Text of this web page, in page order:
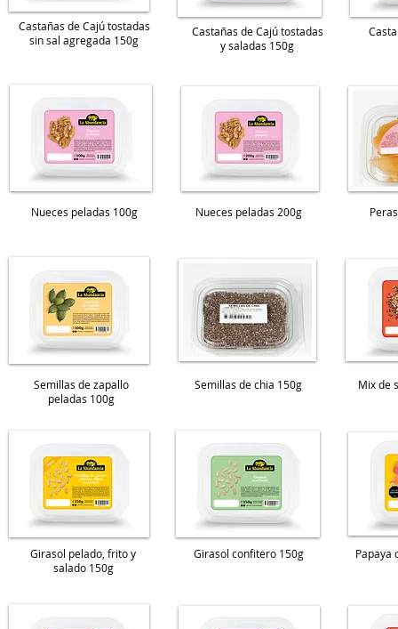
Castañas de Cajú tostadas
sin sal agregada 150g
Castañas de Cajú tostadas
y saladas 150g
Nueces peladas 100g Nueces peladas 200g
Semillas de zapallo
peladas 100g
Semillas de chia 150g Mix de
Girasol pelado, frito y
salado 150g
Girasol confitero 150g Papaya